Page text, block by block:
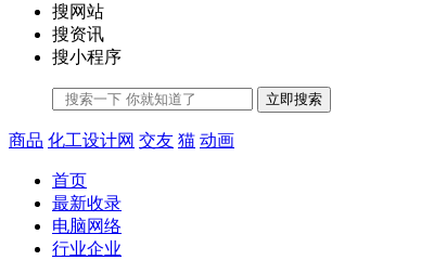
搜网站
搜资讯
搜小程序
立即搜索
商品 化工设计网 交友 猫 动画
首页
最新收录
电脑网络
行业企业